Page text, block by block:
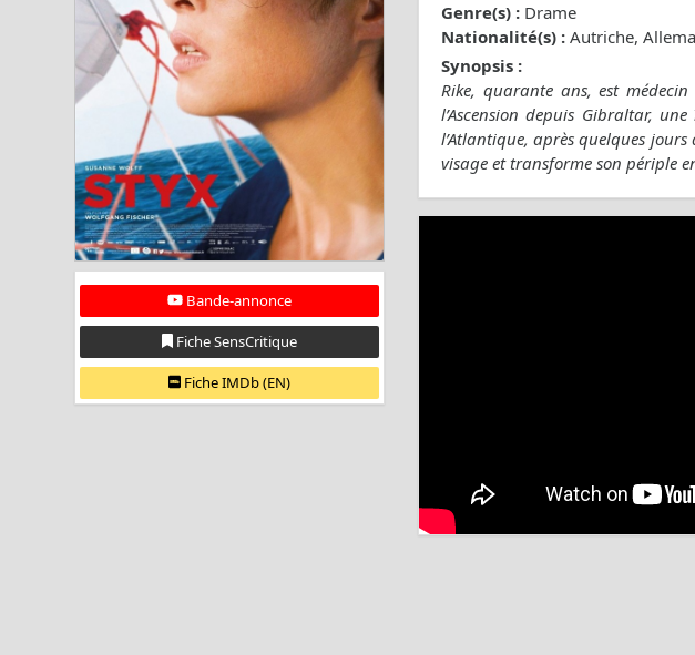
Bande-annonce
Fiche SensCritique
Fiche IMDb (EN)
Genre(s) : Drame
Nationalité(s) : Autriche,
Synopsis :
Rike, quarante ans, est
l’Ascension depuis Gibraltar,
l’Atlantique, après quelques
visage et transforme son périple